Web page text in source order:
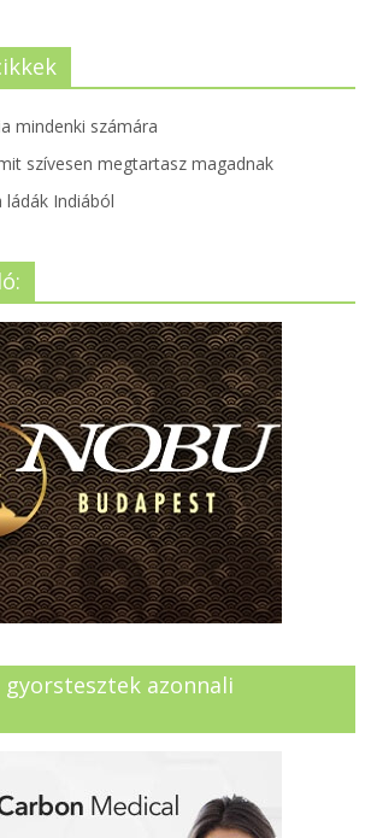
mindenki számára
szívesen megtartasz magadnak
Indiából
gyorstesztek azonnali